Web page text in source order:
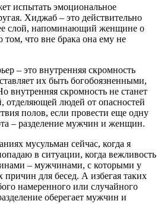
испытать эмоциональное
Хиджаб – это действительно
слой, напоминающий женщине о
что вне брака она ему не
– это внутренняя скромность
их быть богобоязненными,
внутренняя скромность не станет
отделяющей людей от опасностей
полов, если провести еще одну
– разделение мужчин и женщин.
мусульман сейчас, когда я
в ситуации, когда вежливость
– мужчинами, с которыми у
причин для бесед. А избегая таких
намеренного или случайного
оберегает мужчин и